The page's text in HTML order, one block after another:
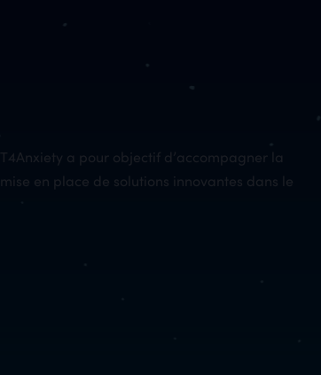
T4Anxiety a pour objectif d’accompagner la
mise en place de solutions innovantes dans le
but de réduire l’anxiété des patients souffrant de